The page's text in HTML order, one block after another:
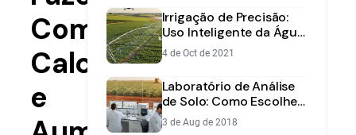
Como
Calcular
e
Irrigação de Precisão:
Uso Inteligente da Água
e Maior Produtividade
4 de Oct de 2021
Laboratório de Análise
de Solo: Como Escolher
o Certo e Garantir a
Produtividade
3 de Aug de 2018